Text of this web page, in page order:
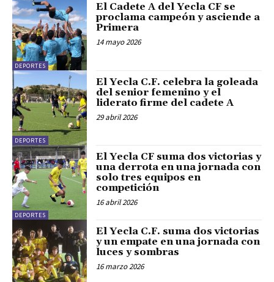
DEPORTES
El Cadete A del Yecla CF se
proclama campeón y asciende a
Primera
14 mayo 2026
DEPORTES
El Yecla C.F. celebra la goleada
del senior femenino y el
liderato firme del cadete A
29 abril 2026
DEPORTES
El Yecla CF suma dos victorias y
una derrota en una jornada con
solo tres equipos en
competición
16 abril 2026
El Yecla C.F. suma dos victorias
y un empate en una jornada con
luces y sombras
16 marzo 2026